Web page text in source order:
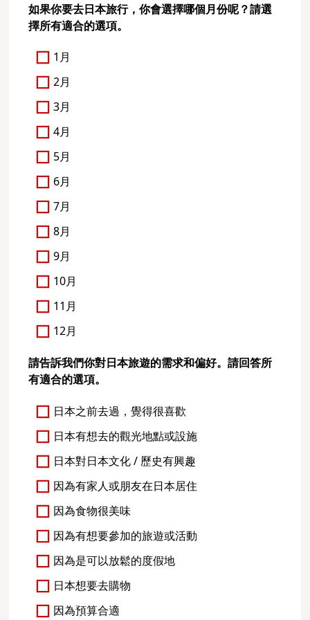
如果你要去日本旅行，你會選擇哪個月份呢？請選
擇所有適合的選項。
1月
2月
3月
4月
5月
6月
7月
8月
9月
10月
11月
12月
請告訴我們你對日本旅遊的需求和偏好。請回答所
有適合的選項。
日本之前去過，覺得很喜歡
日本有想去的觀光地點或設施
日本對日本文化 / 歷史有興趣
因為有家人或朋友在日本居住
因為食物很美味
因為有想要參加的旅遊或活動
因為是可以放鬆的度假地
日本想要去購物
因為預算合適